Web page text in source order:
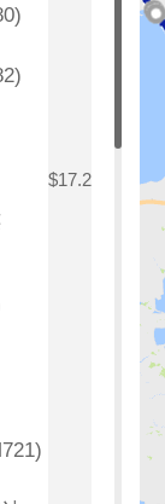
$17.2